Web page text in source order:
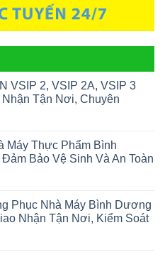
VSIP 2, VSIP 2A, VSIP 3
Tận Nơi, Chuyên
Máy Thực Phẩm Bình
Bảo Vệ Sinh Và An Toàn
Phục Nhà Máy Bình Dương
Nhận Tận Nơi, Kiểm Soát